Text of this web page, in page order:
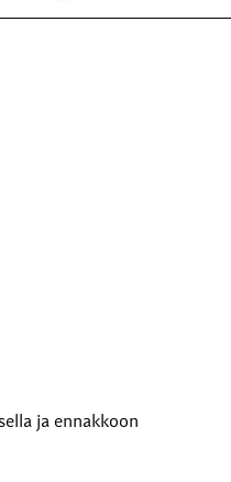
ja ennakkoon